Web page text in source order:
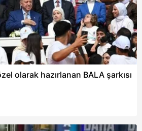
olarak hazırlanan BALA şarkısı